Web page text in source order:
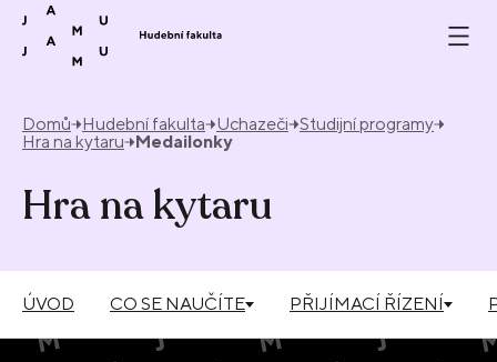
Přeskočit na obsah
Domů Hudební fakulta Uchazeči Studijní programy
Hra na kytaru
Medailonky
Hra na kytaru
ÚVOD CO SE NAUČÍTE PŘIJÍMACÍ ŘÍZENÍ